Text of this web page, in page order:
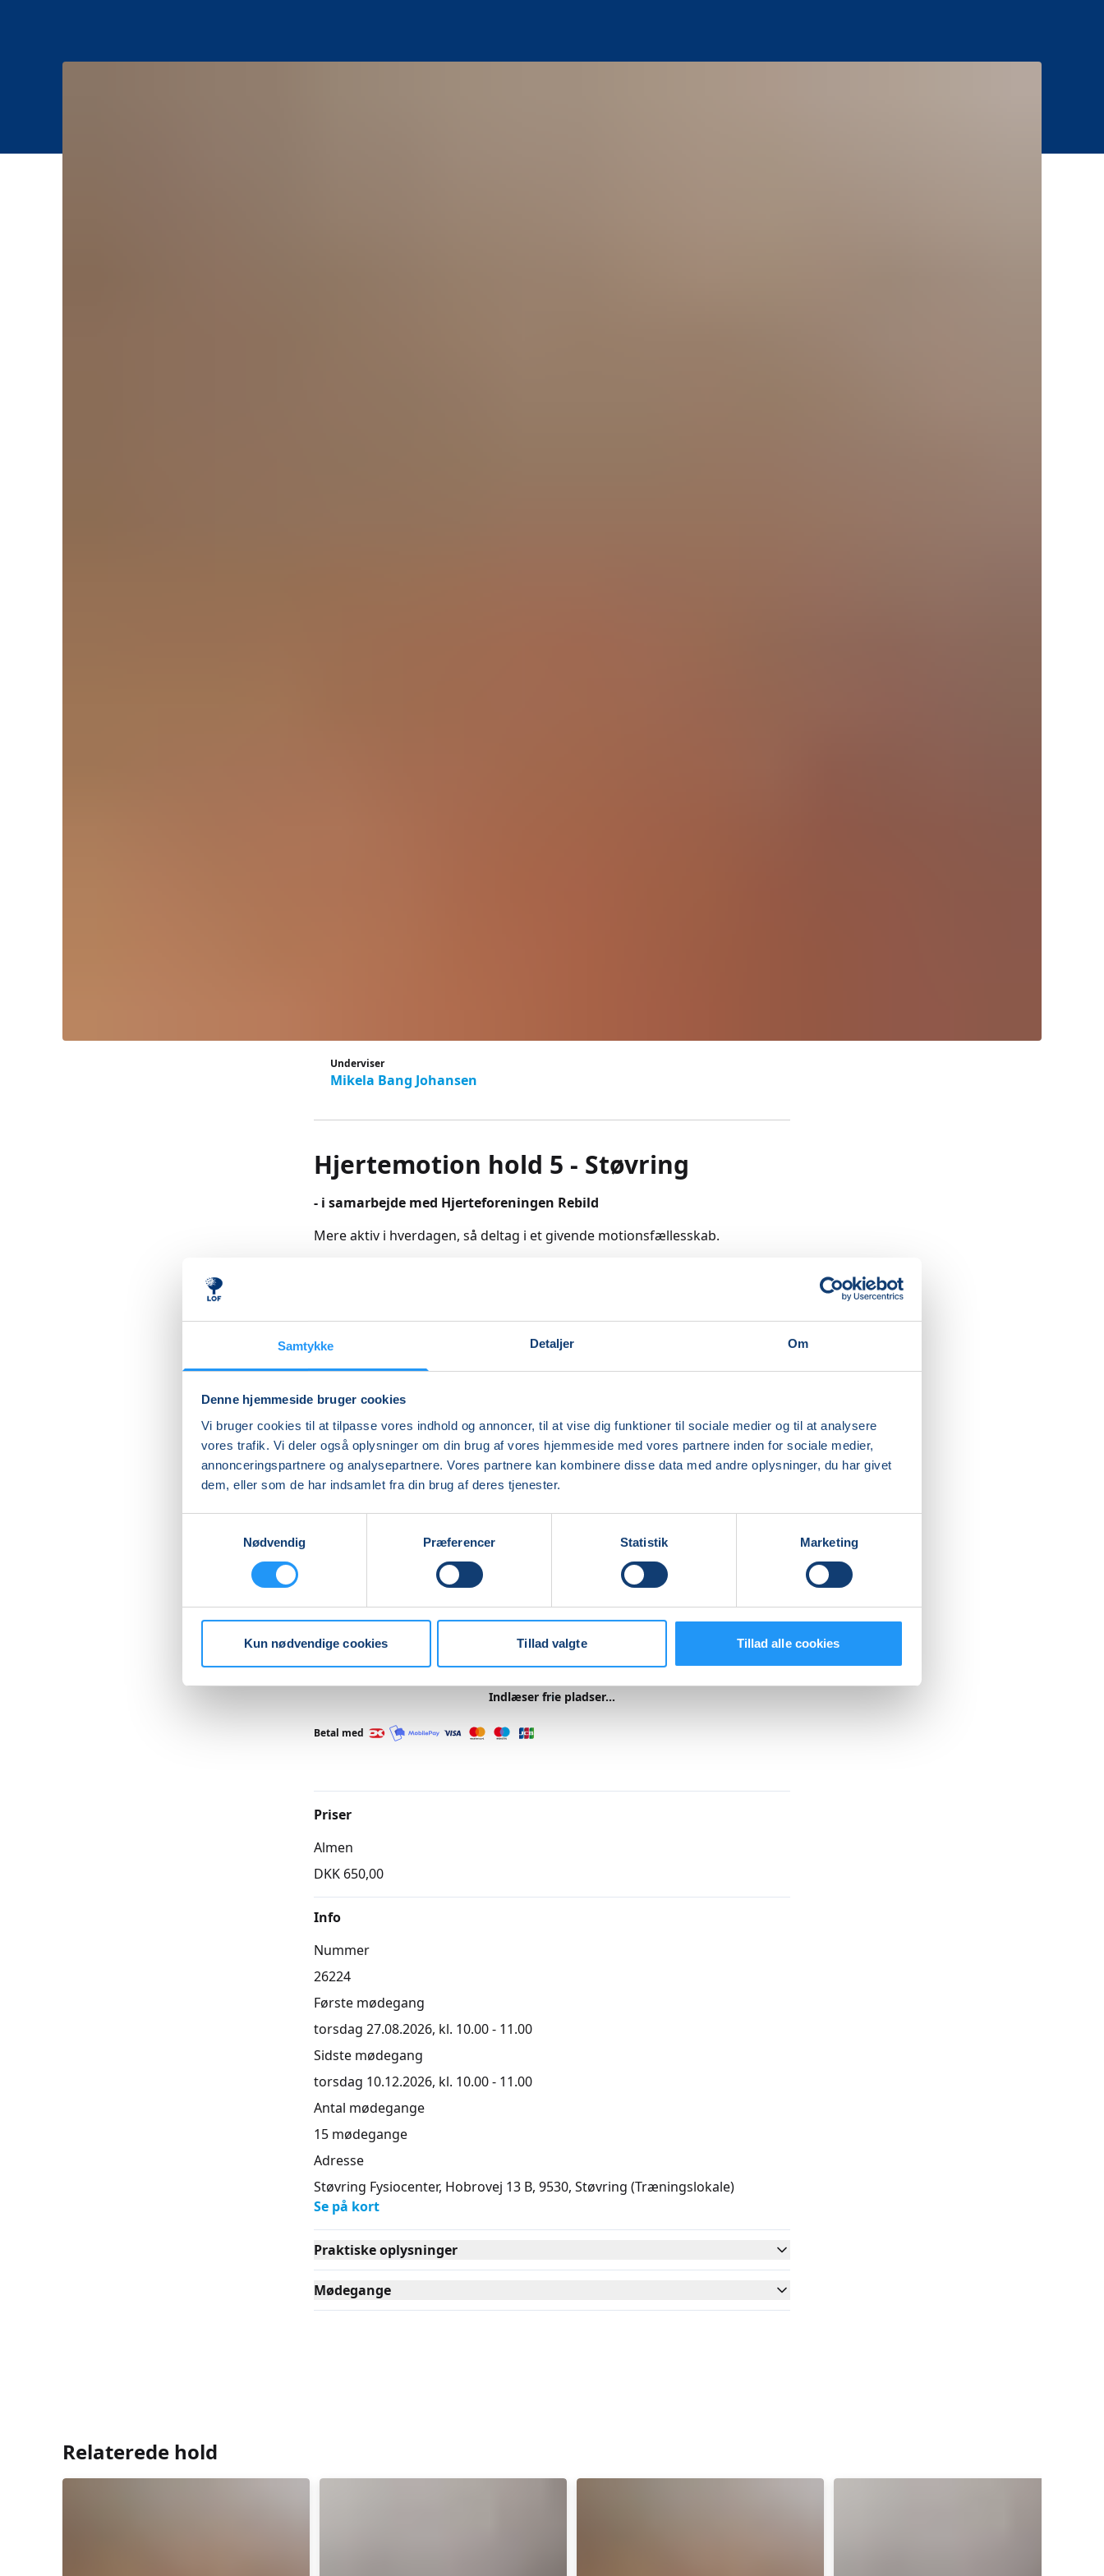
Samtykke Detaljer Om
Denne hjemmeside bruger cookies
Vi bruger cookies til at tilpasse vores indhold og annoncer, til at vise dig funktioner til sociale medier og til at analysere
vores trafik. Vi deler også oplysninger om din brug af vores hjemmeside med vores partnere inden for sociale medier,
annonceringspartnere og analysepartnere. Vores partnere kan kombinere disse data med andre oplysninger, du har givet
dem, eller som de har indsamlet fra din brug af deres tjenester.
Nødvendig
Præferencer Statistik Marketing
Kun nødvendige cookies Tillad valgte Tillad alle cookies
Underviser
Mikela Bang Johansen
Hjertemotion hold 5 - Støvring
- i samarbejde med Hjerteforeningen Rebild
Mere aktiv i hverdagen, så deltag i et givende motionsfællesskab.
også velkommen.
Træningen vil være baseret på kredsløbstræning, styrke, kondition og
til fysisk træning.
Du introduceres til forskellige motionstemaer: Cirkeltræning med fokus på
kredsløb, bold og elastik øvelse.
Indlæser frie pladser...
Betal med
Priser
Almen
DKK 650,00
Info
Nummer
26224
Første mødegang
torsdag 27.08.2026, kl. 10.00 - 11.00
Sidste mødegang
torsdag 10.12.2026, kl. 10.00 - 11.00
Antal mødegange
15 mødegange
Adresse
Støvring Fysiocenter, Hobrovej 13 B, 9530, Støvring (Træningslokale)
Se på kort
Praktiske oplysninger
Mødegange
Relaterede hold